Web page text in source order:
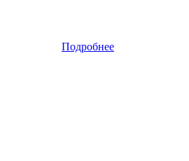
Подробнее